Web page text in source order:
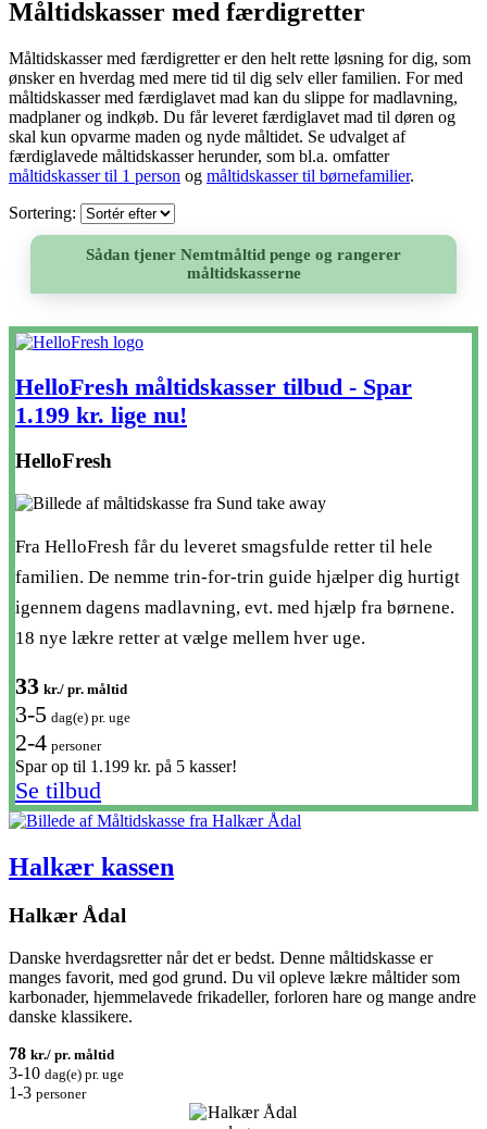
Måltidskasser med færdigretter
Måltidskasser med færdigretter er den helt rette løsning for dig, som
ønsker en hverdag med mere tid til dig selv eller familien. For med
måltidskasser med færdiglavet mad kan du slippe for madlavning,
madplaner og indkøb. Du får leveret færdiglavet mad til døren og
skal kun opvarme maden og nyde måltidet. Se udvalget af
færdiglavede måltidskasser herunder, som bl.a. omfatter
måltidskasser til 1 person og måltidskasser til børnefamilier.
Sortering:
Sådan tjener Nemtmåltid penge og rangerer
måltidskasserne
HelloFresh måltidskasser tilbud - Spar
1.199 kr. lige nu!
HelloFresh
Fra HelloFresh får du leveret smagsfulde retter til hele
familien. De nemme trin-for-trin guide hjælper dig hurtigt
igennem dagens madlavning, evt. med hjælp fra børnene.
18 nye lækre retter at vælge mellem hver uge.
33 kr./ pr. måltid
3-5 dag(e) pr. uge
2-4 personer
Spar op til 1.199 kr. på 5 kasser!
Se tilbud
Halkær kassen
Halkær Ådal
Danske hverdagsretter når det er bedst. Denne måltidskasse er
manges favorit, med god grund. Du vil opleve lækre måltider som
karbonader, hjemmelavede frikadeller, forloren hare og mange andre
danske klassikere.
78 kr./ pr. måltid
3-10 dag(e) pr. uge
1-3 personer